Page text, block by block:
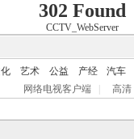
302 Found
CCTV_WebServer
艺术 公益 产经 汽车
网络电视客户端 高清